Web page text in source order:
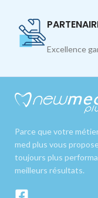
Excellence
Parce que votre
med plus vous
toujours plus
meilleurs résultats.